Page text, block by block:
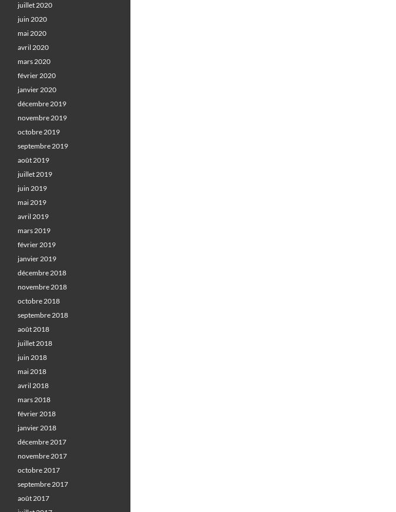
juillet 2020
juin 2020
mai 2020
avril 2020
mars 2020
février 2020
janvier 2020
décembre 2019
novembre 2019
octobre 2019
septembre 2019
août 2019
juillet 2019
juin 2019
mai 2019
avril 2019
mars 2019
février 2019
janvier 2019
décembre 2018
novembre 2018
octobre 2018
septembre 2018
août 2018
juillet 2018
juin 2018
mai 2018
avril 2018
mars 2018
février 2018
janvier 2018
décembre 2017
novembre 2017
octobre 2017
septembre 2017
août 2017